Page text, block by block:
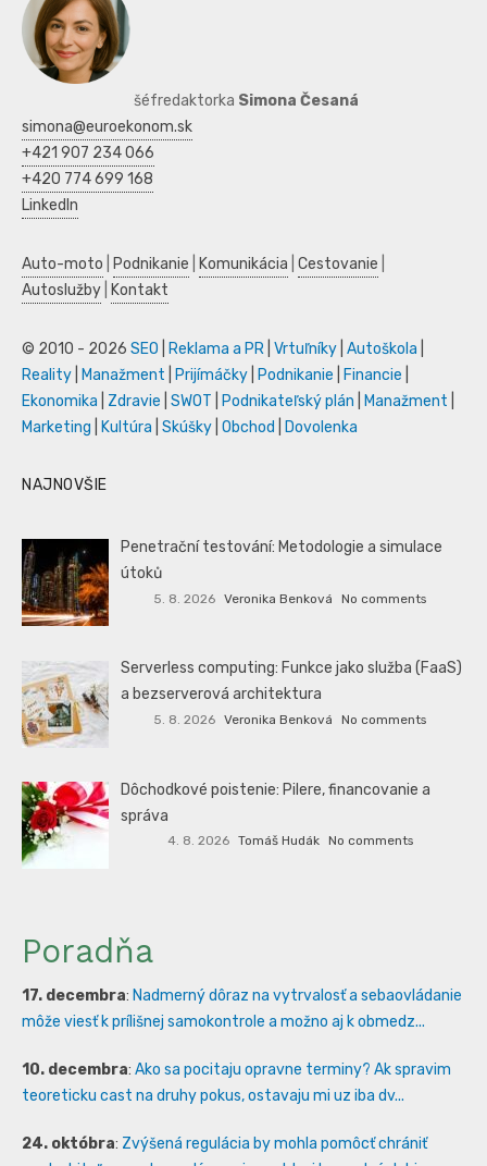
šéfredaktorka Simona Česaná
simona@euroekonom.sk
+421 907 234 066
+420 774 699 168
LinkedIn
Auto-moto Podnikanie Komunikácia Cestovanie
Autoslužby
Kontakt
© 2010 - 2026 SEO Reklama a PR Vrtuľníky Autoškola
Reality
Manažment Prijímáčky Podnikanie Financie
Ekonomika
Zdravie SWOT Podnikateľský plán Manažment
Marketing
Kultúra Skúšky Obchod Dovolenka
NAJNOVŠIE
Penetrační testování: Metodologie a simulace
útoků
5. 8. 2026 Veronika Benková No comments
Serverless computing: Funkce jako služba (FaaS)
a bezserverová architektura
5. 8. 2026 Veronika Benková No comments
Dôchodkové poistenie: Pilere, financovanie a
správa
4. 8. 2026 Tomáš Hudák No comments
Poradňa
17. decembra: Nadmerný dôraz na vytrvalosť a sebaovládanie
môže viesť k prílišnej samokontrole a možno aj k obmedz...
10. decembra: Ako sa pocitaju opravne terminy? Ak spravim
teoreticku cast na druhy pokus, ostavaju mi uz iba dv...
24. októbra: Zvýšená regulácia by mohla pomôcť chrániť